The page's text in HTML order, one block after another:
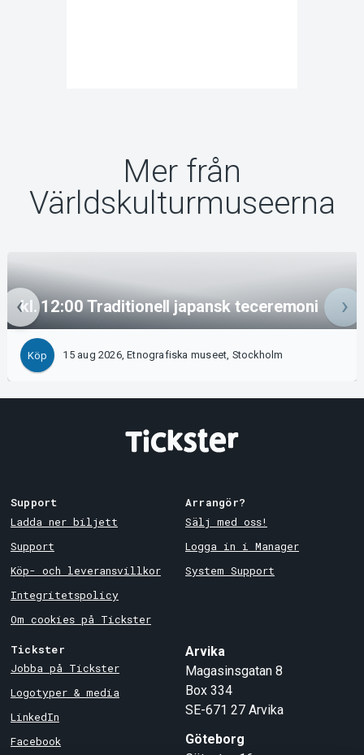
Mer från
Världskulturmuseerna
kl. 12:00 Traditionell japansk teceremoni
Köp 15 aug 2026, Etnografiska museet, Stockholm
Support
Ladda ner biljett
Support
Köp- och leveransvillkor
Integritetspolicy
Om cookies på Tickster
Arrangör?
Sälj med oss!
Logga in i Manager
System Support
Tickster
Jobba på Tickster
Logotyper & media
LinkedIn
Facebook
Arvika
Magasinsgatan 8
Box 334
SE-671 27 Arvika
Göteborg